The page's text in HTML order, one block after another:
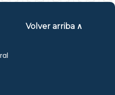
Volver arriba ∧